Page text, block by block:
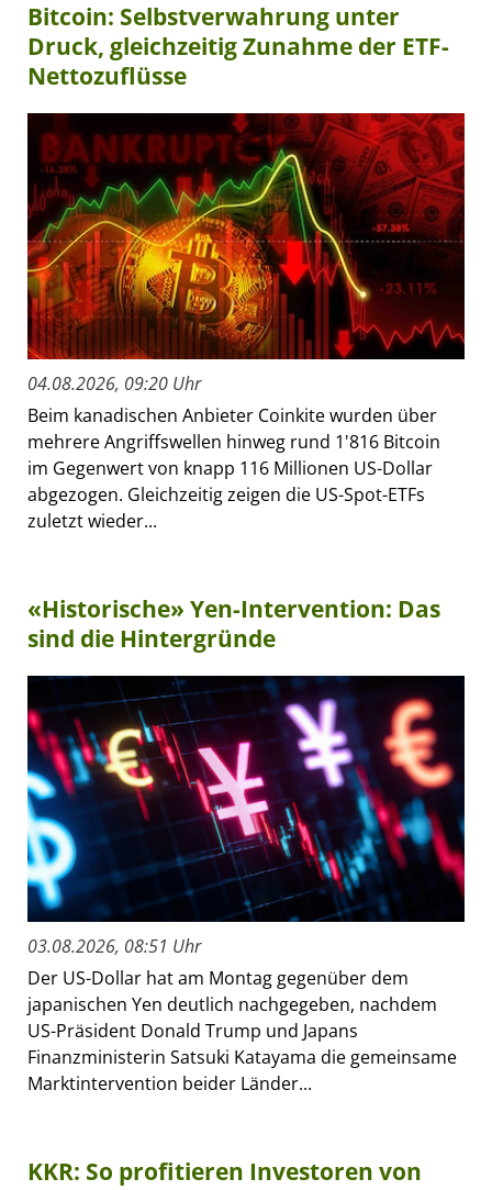
Bitcoin: Selbstverwahrung unter
Druck, gleichzeitig Zunahme der ETF-
Nettozuflüsse
04.08.2026, 09:20 Uhr
Beim kanadischen Anbieter Coinkite wurden über
mehrere Angriffswellen hinweg rund 1'816 Bitcoin
im Gegenwert von knapp 116 Millionen US-Dollar
abgezogen. Gleichzeitig zeigen die US-Spot-ETFs
zuletzt wieder...
«Historische» Yen-Intervention: Das
sind die Hintergründe
03.08.2026, 08:51 Uhr
Der US-Dollar hat am Montag gegenüber dem
japanischen Yen deutlich nachgegeben, nachdem
US-Präsident Donald Trump und Japans
Finanzministerin Satsuki Katayama die gemeinsame
Marktintervention beider Länder...
KKR: So profitieren Investoren von